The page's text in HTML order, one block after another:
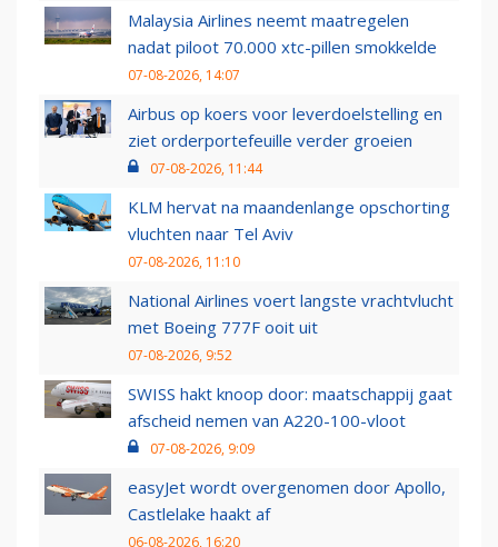
Malaysia Airlines neemt maatregelen
nadat piloot 70.000 xtc-pillen smokkelde
07-08-2026, 14:07
Airbus op koers voor leverdoelstelling en
ziet orderportefeuille verder groeien
07-08-2026, 11:44
KLM hervat na maandenlange opschorting
vluchten naar Tel Aviv
07-08-2026, 11:10
National Airlines voert langste vrachtvlucht
met Boeing 777F ooit uit
07-08-2026, 9:52
SWISS hakt knoop door: maatschappij gaat
afscheid nemen van A220-100-vloot
07-08-2026, 9:09
easyJet wordt overgenomen door Apollo,
Castlelake haakt af
06-08-2026, 16:20